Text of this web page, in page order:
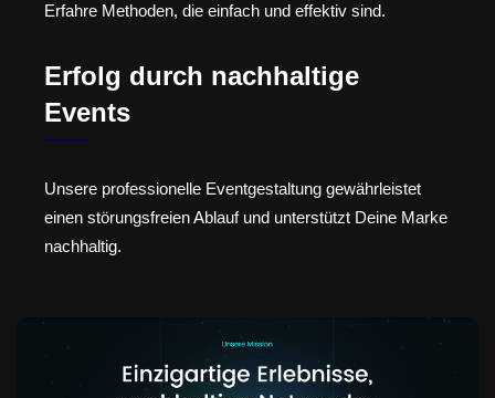
Erfahre Methoden, die einfach und effektiv sind.
Erfolg durch nachhaltige
Events
Unsere professionelle Eventgestaltung gewährleistet
einen störungsfreien Ablauf und unterstützt Deine Marke
nachhaltig.